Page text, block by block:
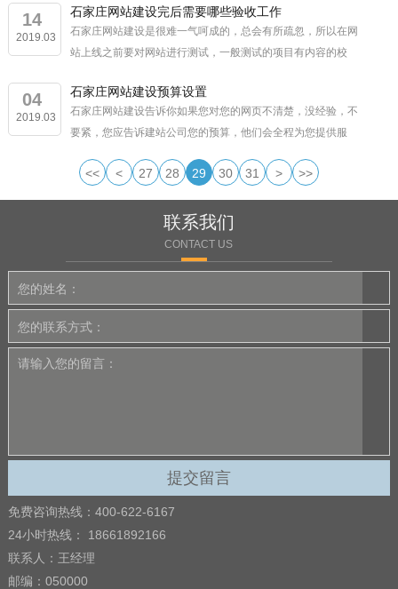
14
2019.03
石家庄网站建设完后需要哪些验收工作
石家庄网站建设是很难一气呵成的，总会有所疏忽，所以在网
站上线之前要对网站进行测试，一般测试的项目有内容的校
家庄网站建设公司就来具体介绍一下...
04
2019.03
石家庄网站建设预算设置
石家庄网站建设告诉你如果您对您的网页不清楚，没经验，不
要紧，您应告诉建站公司您的预算，他们会全程为您提供服
老客户观察?是功能型的，还是展示型...
<< < 27 28 29 30 31 > >>
联系我们
CONTACT US
免费咨询热线：400-622-6167
24小时热线： 18661892166
联系人：王经理
邮编：050000